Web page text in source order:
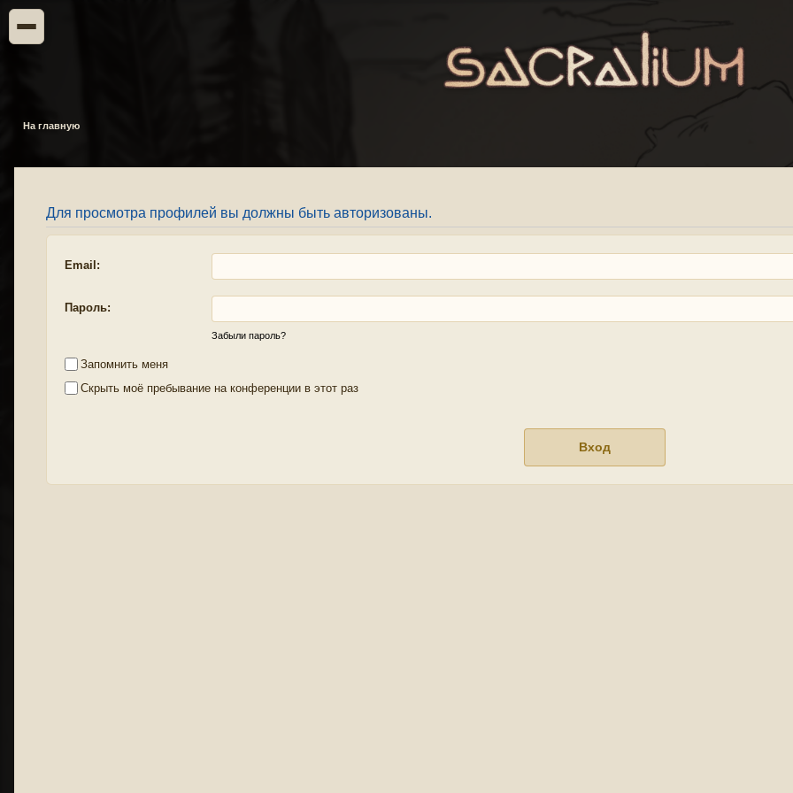
На главную
Для просмотра профилей вы должны быть авторизованы.
Email:
Пароль:
Забыли пароль?
Запомнить меня
Скрыть моё пребывание на конференции в этот раз